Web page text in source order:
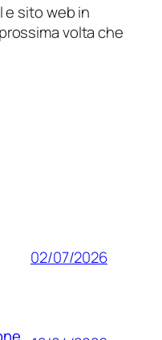
e sito web in
volta che
02/07/2026